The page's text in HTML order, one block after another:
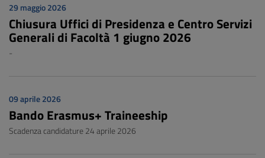
29 maggio 2026
Chiusura Uffici di Presidenza e Centro Servizi
Generali di Facoltà 1 giugno 2026
-
09 aprile 2026
Bando Erasmus+ Traineeship
Scadenza candidature 24 aprile 2026